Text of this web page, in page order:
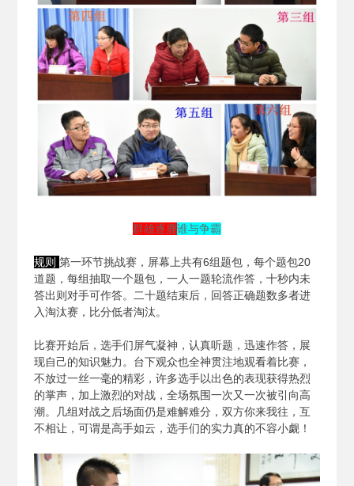
群雄逐鹿谁与争霸
规则 第一环节挑战赛，屏幕上共有6组题包，每个题包20
道题，每组抽取一个题包，一人一题轮流作答，十秒内未
答出则对手可作答。二十题结束后，回答正确题数多者进
入淘汰赛，比分低者淘汰。
比赛开始后，选手们屏气凝神，认真听题，迅速作答，展
现自己的知识魅力。台下观众也全神贯注地观看着比赛，
不放过一丝一毫的精彩，许多选手以出色的表现获得热烈
的掌声，加上激烈的对战，全场氛围一次又一次被引向高
潮。几组对战之后场面仍是难解难分，双方你来我往，互
不相让，可谓是高手如云，选手们的实力真的不容小觑！